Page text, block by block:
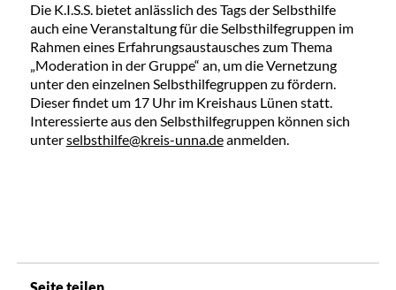
Die K.I.S.S. bietet anlässlich des Tags der Selbsthilfe
auch eine Veranstaltung für die Selbsthilfegruppen im
Rahmen eines Erfahrungsaustausches zum Thema
„Moderation in der Gruppe“ an, um die Vernetzung
unter den einzelnen Selbsthilfegruppen zu fördern.
Dieser findet um 17 Uhr im Kreishaus Lünen statt.
Interessierte aus den Selbsthilfegruppen können sich
unterselbsthilfe@kreis-unna.deanmelden.